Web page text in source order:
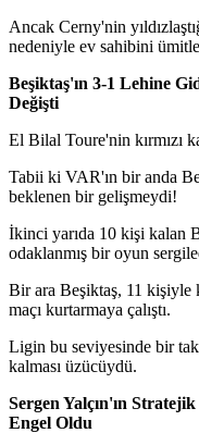
Ancak Cerny'nin
nedeniyle ev sahibini
Beşiktaş'ın 3-1 Lehine
Değişti
El Bilal Toure'nin kırmızı
Tabii ki VAR'ın bir anda
beklenen bir gelişmeydi!
İkinci yarıda 10 kişi kalan
odaklanmış bir oyun
Bir ara Beşiktaş, 11 kişiyle
maçı kurtarmaya çalıştı.
Ligin bu seviyesinde bir
kalması üzücüydü.
Sergen Yalçın'ın
Engel Oldu